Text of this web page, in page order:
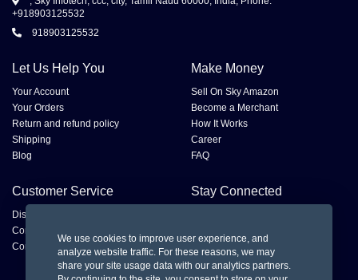
+918903125532
918903125532
Let Us Help You
Your Account
Your Orders
Return and refund policy
Shipping
Blog
Make Money
Sell On Sky Amazon
Become a Merchant
How It Works
Career
FAQ
Customer Service
Disputes
Contact Seller
Contact us
Stay Connected
We use cookies to improve user experience, and
analyze website traffic. For these reasons, we may
share your site usage data with our analytics partners.